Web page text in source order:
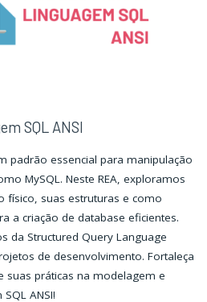
SQL ANSI
padrão essencial para manipulação
MySQL. Neste REA, exploramos
suas estruturas e como
a criação de database eficientes.
da Structured Query Language
de desenvolvimento. Fortaleça
suas práticas na modelagem e
ANSI!